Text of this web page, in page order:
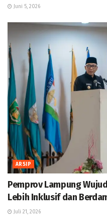
Juni 5, 2026
ARSIP
Pemprov Lampung
Lebih Inklusif dan
Juli 21, 2026